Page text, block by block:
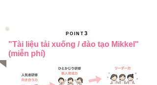
POINT 3
"Tài liệu tải xuống / đào tạo Mikkel"
(miễn phí)